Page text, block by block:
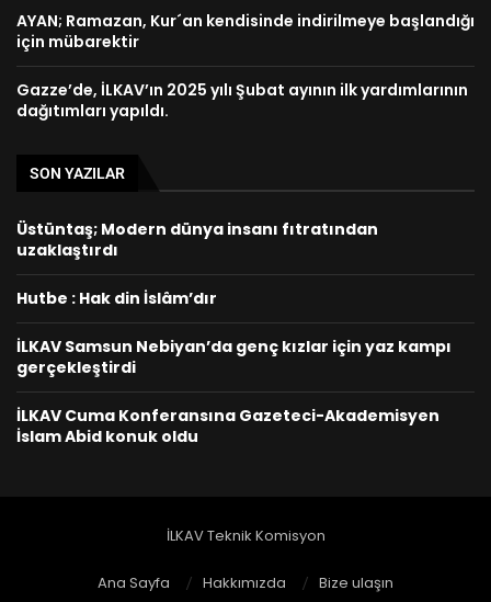
AYAN; Ramazan, Kur´an kendisinde indirilmeye başlandığı
için mübarektir
Gazze’de, İLKAV’ın 2025 yılı Şubat ayının ilk yardımlarının
dağıtımları yapıldı.
SON YAZILAR
Üstüntaş; Modern dünya insanı fıtratından
uzaklaştırdı
Hutbe : Hak din İslâm’dır
İLKAV Samsun Nebiyan’da genç kızlar için yaz kampı
gerçekleştirdi
İLKAV Cuma Konferansına Gazeteci-Akademisyen
İslam Abid konuk oldu
İLKAV Teknik Komisyon
Ana Sayfa Hakkımızda Bize ulaşın